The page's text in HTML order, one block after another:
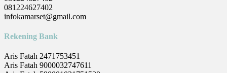
081224627402
infokamarset@gmail.com
Rekening Bank
Aris Fatah 2471753451
Aris Fatah 9000032747611